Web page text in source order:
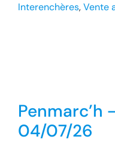
Interenchères, Vente
Penmarc’h
04/07/26